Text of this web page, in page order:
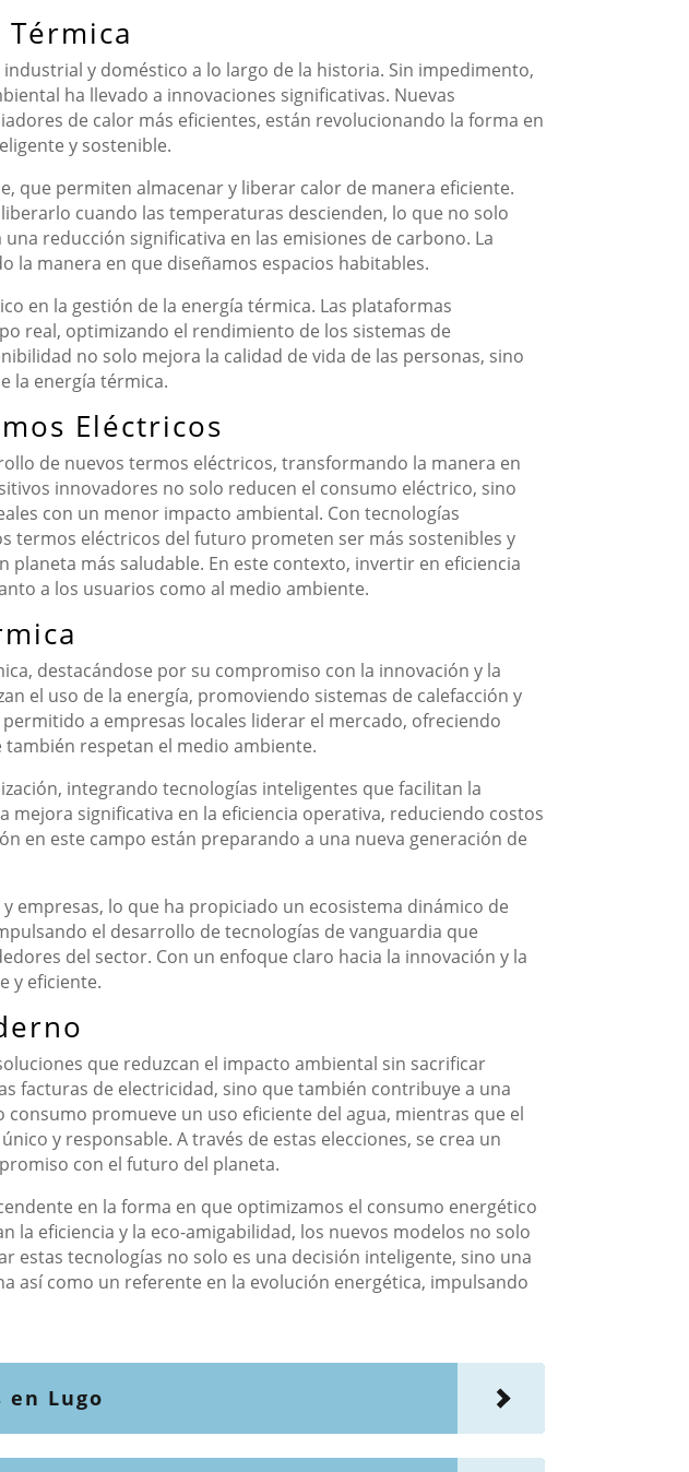
y doméstico a lo largo de la historia. Sin impedimento,
ha llevado a innovaciones significativas. Nuevas
de calor más eficientes, están revolucionando la forma en
y sostenible.
que permiten almacenar y liberar calor de manera eficiente.
cuando las temperaturas descienden, lo que no solo
reducción significativa en las emisiones de carbono. La
manera en que diseñamos espacios habitables.
en la gestión de la energía térmica. Las plataformas
real, optimizando el rendimiento de los sistemas de
no solo mejora la calidad de vida de las personas, sino
la energía térmica.
Eléctricos
de nuevos termos eléctricos, transformando la manera en
innovadores no solo reducen el consumo eléctrico, sino
con un menor impacto ambiental. Con tecnologías
termos eléctricos del futuro prometen ser más sostenibles y
más saludable. En este contexto, invertir en eficiencia
a los usuarios como al medio ambiente.
destacándose por su compromiso con la innovación y la
el uso de la energía, promoviendo sistemas de calefacción y
a empresas locales liderar el mercado, ofreciendo
respetan el medio ambiente.
integrando tecnologías inteligentes que facilitan la
significativa en la eficiencia operativa, reduciendo costos
en este campo están preparando a una nueva generación de
empresas, lo que ha propiciado un ecosistema dinámico de
el desarrollo de tecnologías de vanguardia que
del sector. Con un enfoque claro hacia la innovación y la
y eficiente.
que reduzcan el impacto ambiental sin sacrificar
facturas de electricidad, sino que también contribuye a una
promueve un uso eficiente del agua, mientras que el
y responsable. A través de estas elecciones, se crea un
con el futuro del planeta.
en la forma en que optimizamos el consumo energético
eficiencia y la eco-amigabilidad, los nuevos modelos no solo
tecnologías no solo es una decisión inteligente, sino una
así como un referente en la evolución energética, impulsando
en Lugo